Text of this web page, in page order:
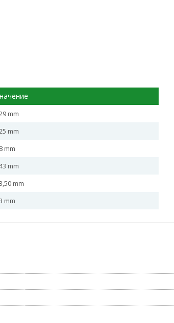
mm
mm
mm
mm
mm
mm